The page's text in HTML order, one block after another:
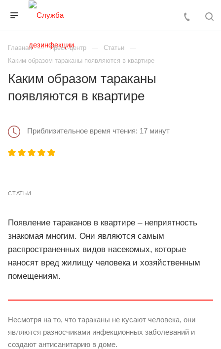
Главная Пресс-центр
Статьи
Каким образом тараканы появляются в квартире
Каким образом тараканы
появляются в квартире
Приблизительное время чтения: 17 минут
СТАТЬИ
Появление тараканов в квартире – неприятность
знакомая многим. Они являются самым
распространенных видов насекомых, которые
наносят вред жилищу человека и хозяйственным
помещениям.
Несмотря на то, что тараканы не кусают человека, они
являются разносчиками инфекционных заболеваний и
создают антисанитарию в доме.